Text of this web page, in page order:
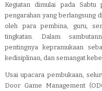
Kegiatan dimulai pada
pengarahan yang berlangsung
oleh para pembina, guru,
tingkatan. Dalam
pentingnya kepramukaan
kedisiplinan, dan semangat
Usai upacara pembukaan,
Door Game Management